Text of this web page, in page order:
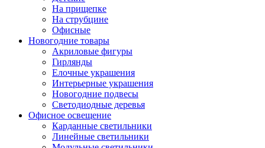
На прищепке
На струбцине
Офисные
Новогодние товары
Акриловые фигуры
Гирлянды
Елочные украшения
Интерьерные украшения
Новогодние подвесы
Светодиодные деревья
Офисное освещение
Карданные светильники
Линейные светильники